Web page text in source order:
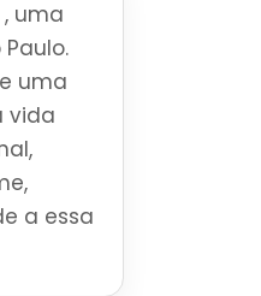
uma
uma
vida
a essa